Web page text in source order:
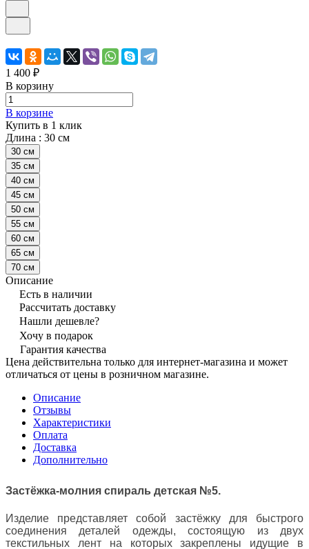
1 400 ₽
В корзину
В корзине
Купить в 1 клик
Длина : 30 см
30 см
35 см
40 см
45 см
50 см
55 см
60 см
65 см
70 см
Описание
Есть в наличии
Рассчитать доставку
Нашли дешевле?
Хочу в подарок
Гарантия качества
Цена действительна только для интернет-магазина и может
отличаться от цены в розничном магазине.
Описание
Отзывы
Характеристики
Оплата
Доставка
Дополнительно
Застёжка-молния спираль детская №5.
Изделие представляет собой застёжку для быстрого
соединения деталей одежды, состоящую из двух
текстильных лент на которых закреплены идущие в